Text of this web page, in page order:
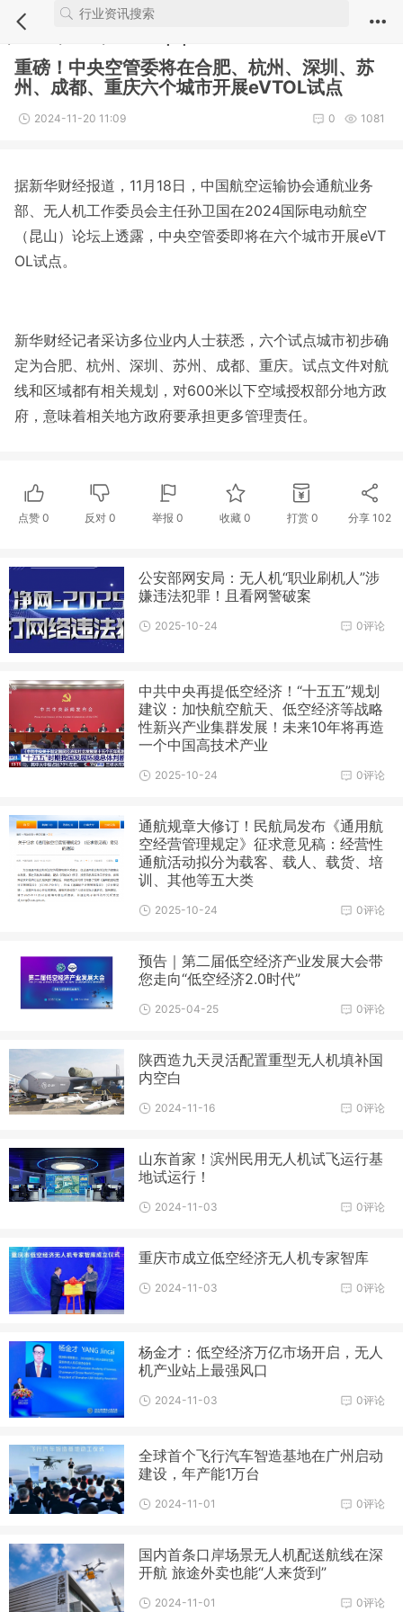
Notice : Undefined index: comment_module in
/webdata/new.iuvs.c
重磅！中央空管委将在合肥、杭州、深圳、苏
州、成都、重庆六个城市开展eVTOL试点 ​
2024-11-20 11:09 1081
0
据新华财经报道，11月18日，中国航空运输协会通航业务
部、无人机工作委员会主任孙卫国在2024国际电动航空
（昆山）论坛上透露，中央空管委即将在六个城市开展eVT
OL试点。
新华财经记者采访多位业内人士获悉，六个试点城市初步确
定为合肥、杭州、深圳、苏州、成都、重庆。试点文件对航
线和区域都有相关规划，对600米以下空域授权部分地方政
府，意味着相关地方政府要承担更多管理责任。
点赞 0 反对0 举报 0 收藏 0 打赏 0 分享 102
公安部网安局：无人机“职业刷机人”涉
嫌违法犯罪！且看网警破案
0评论
2025-10-24
中共中央再提低空经济！“十五五”规划
建议：加快航空航天、低空经济等战略
性新兴产业集群发展！未来10年将再造
一个中国高技术产业
0评论
2025-10-24
通航规章大修订！民航局发布《通用航
空经营管理规定》征求意见稿：经营性
通航活动拟分为载客、载人、载货、培
训、其他等五大类
0评论
2025-10-24
预告｜第二届低空经济产业发展大会带
您走向“低空经济2.0时代”
0评论
2025-04-25
陕西造九天灵活配置重型无人机填补国
内空白
0评论
2024-11-16
山东首家！滨州民用无人机试飞运行基
地试运行！
0评论
2024-11-03
重庆市成立低空经济无人机专家智库
0评论
2024-11-03
杨金才：低空经济万亿市场开启，无人
机产业站上最强风口
0评论
2024-11-03
全球首个飞行汽车智造基地在广州启动
建设，年产能1万台
0评论
2024-11-01
国内首条口岸场景无人机配送航线在深
开航 旅途外卖也能“人来货到”
0评论
2024-11-01